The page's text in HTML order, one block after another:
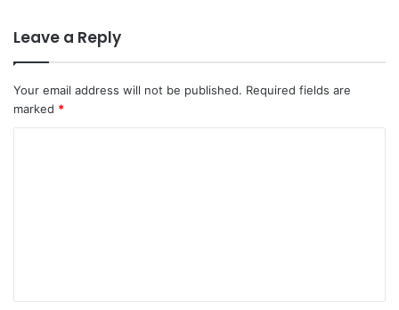
Leave a Reply
Your email address will not be published. Required fields are
marked *
t